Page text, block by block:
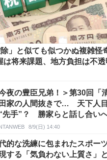
除」と似ても似つかぬ複雑怪
将来課題、地方負担は不透
夜の豊臣兄弟！＞第30回「
家の人間抜きで… 天下人
先手”？ 勝家らと話し合い
8/9(日) 14:40
的な洗練に包まれたスポー
する「気負わない上質さ」